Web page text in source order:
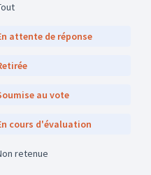
Tout
En attente de réponse
Retirée
Soumise au vote
En cours d'évaluation
Non retenue